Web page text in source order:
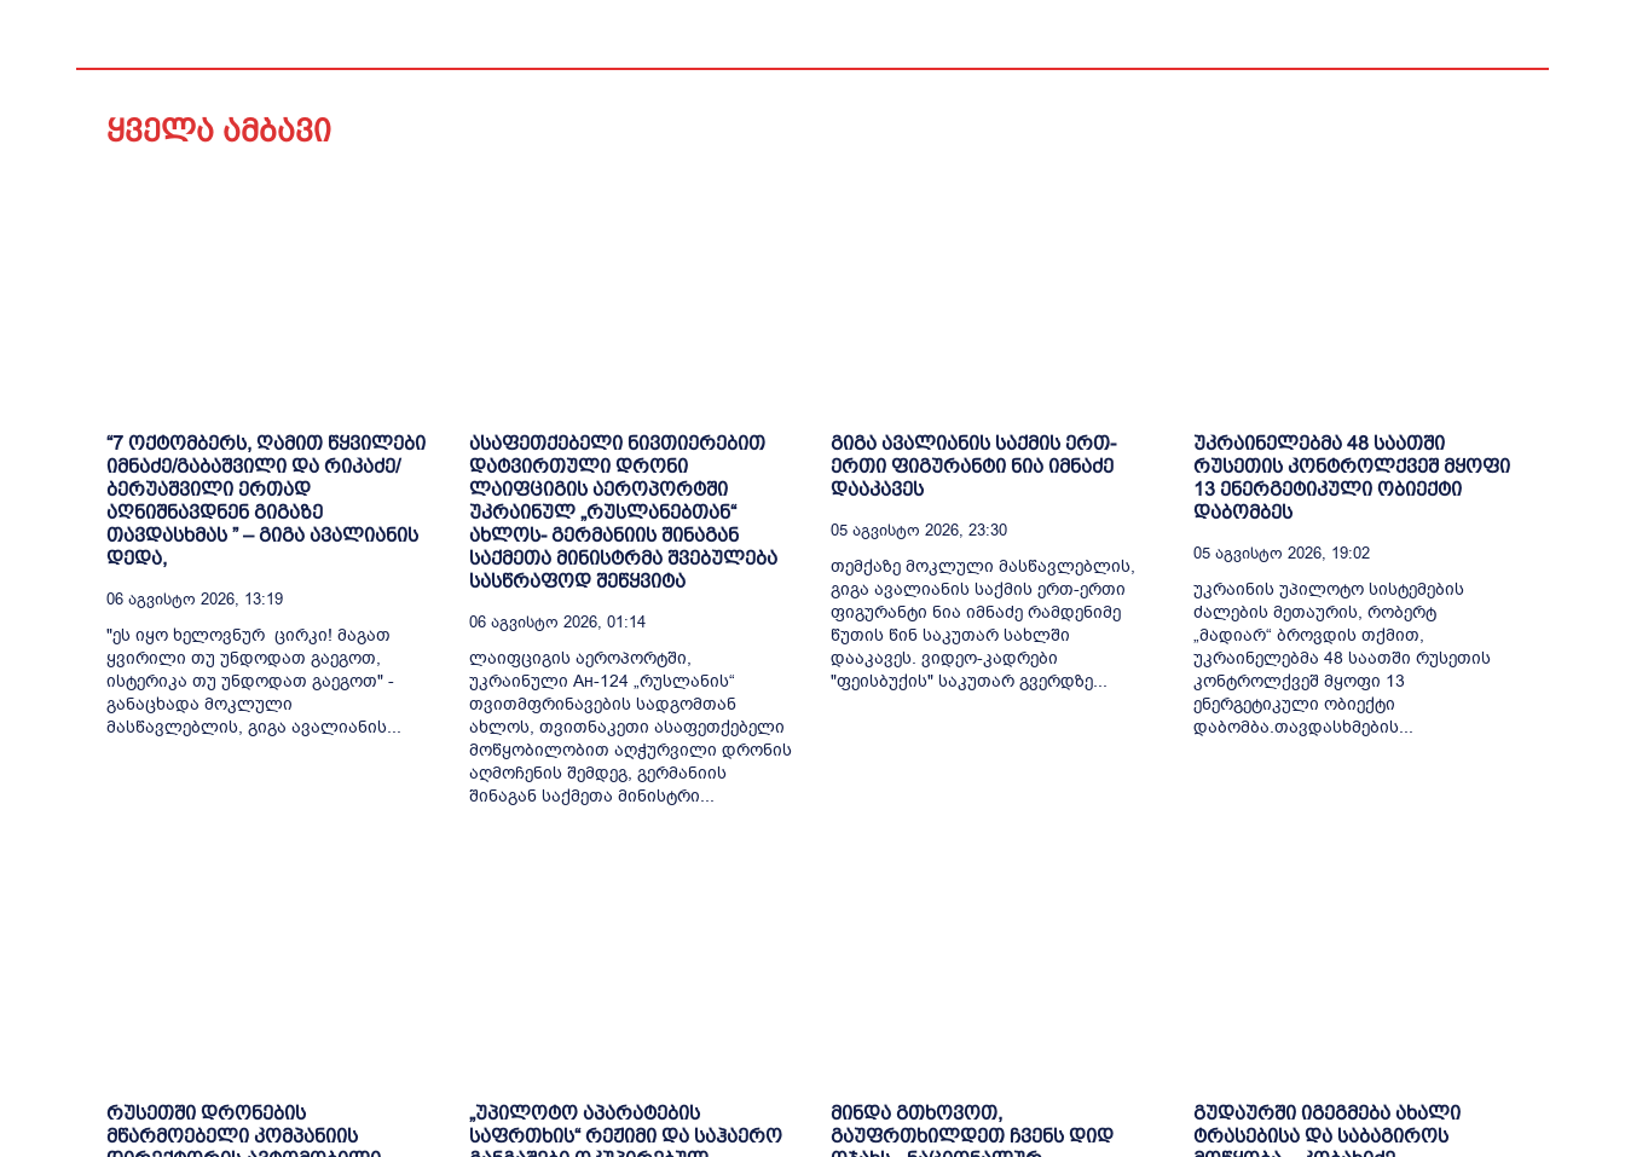
ყველა ამბავი
“7 ოქტომბერს, ღამით წყვილები
იმნაძე/გაბაშვილი და რიკაძე/
ბერუაშვილი ერთად
აღნიშნავდნენ გიგაზე
თავდასხმას ” – გიგა ავალიანის
დედა,
06 Აგვისტო 2026, 13:19
"ეს იყო ხელოვნურ ცირკი! მაგათ
ყვირილი თუ უნდოდათ გაეგოთ,
ისტერიკა თუ უნდოდათ გაეგოთ" -
განაცხადა მოკლული
მასწავლებლის, გიგა ავალიანის...
ასაფეთქებელი ნივთიერებით
დატვირთული დრონი
ლაიფციგის აეროპორტში
უკრაინულ „რუსლანებთან“
ახლოს- გერმანიის შინაგან
საქმეთა მინისტრმა შვებულება
სასწრაფოდ შეწყვიტა
06 Აგვისტო 2026, 01:14
ლაიფციგის აეროპორტში,
უკრაინული Ан-124 „რუსლანის“
თვითმფრინავების სადგომთან
ახლოს, თვითნაკეთი ასაფეთქებელი
მოწყობილობით აღჭურვილი დრონის
აღმოჩენის შემდეგ, გერმანიის
შინაგან საქმეთა მინისტრი...
გიგა ავალიანის საქმის ერთ-
ერთი ფიგურანტი ნია იმნაძე
დააკავეს
05 Აგვისტო 2026, 23:30
თემქაზე მოკლული მასწავლებლის,
გიგა ავალიანის საქმის ერთ-ერთი
ფიგურანტი ნია იმნაძე რამდენიმე
წუთის წინ საკუთარ სახლში
დააკავეს. ვიდეო-კადრები
"ფეისბუქის" საკუთარ გვერდზე...
უკრაინელებმა 48 საათში
რუსეთის კონტროლქვეშ მყოფი
13 ენერგეტიკული ობიექტი
დაბომბეს
05 Აგვისტო 2026, 19:02
უკრაინის უპილოტო სისტემების
ძალების მეთაურის, რობერტ
„მადიარ“ ბროვდის თქმით,
უკრაინელებმა 48 საათში რუსეთის
კონტროლქვეშ მყოფი 13
ენერგეტიკული ობიექტი
დაბომბა.თავდასხმების...
რუსეთში დრონების
მწარმოებელი კომპანიის
„უპილოტო აპარატების
საფრთხის“ რეჟიმი და საჰაერო
მინდა გთხოვოთ,
გაუფრთხილდეთ ჩვენს დიდ
გუდაურში იგეგმება ახალი
ტრასებისა და საბაგიროს